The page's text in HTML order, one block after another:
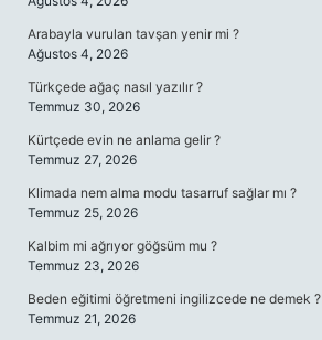
Arabayla vurulan tavşan yenir mi ?
Ağustos 4, 2026
Türkçede ağaç nasıl yazılır ?
Temmuz 30, 2026
Kürtçede evin ne anlama gelir ?
Temmuz 27, 2026
Klimada nem alma modu tasarruf sağlar mı ?
Temmuz 25, 2026
Kalbim mi ağrıyor göğsüm mu ?
Temmuz 23, 2026
Beden eğitimi öğretmeni ingilizcede ne demek ?
Temmuz 21, 2026